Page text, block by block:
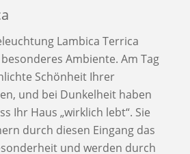
Lambica Terrica
Ambiente. Am Tag
Schönheit Ihrer
und bei Dunkelheit haben
Ihr Haus „wirklich lebt“. Sie
durch diesen Eingang das
und werden durch